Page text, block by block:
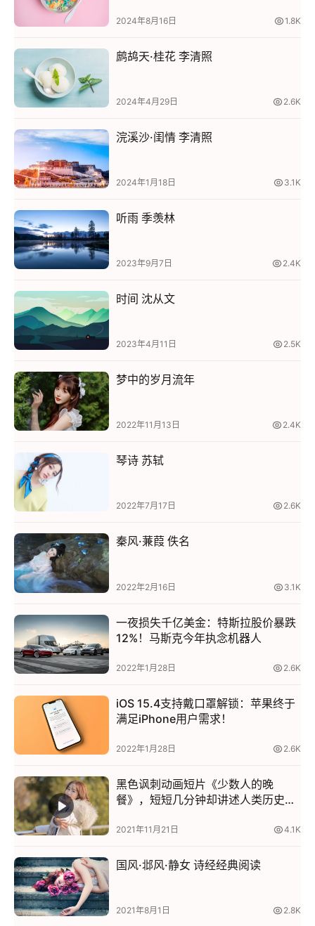
怀
旧
音
乐
频
集
专
题
列
表
快
讯
问
答
社
区
登录 注册
2024年8月16日 1.8K
鹧鸪天·桂花 李清照
2024年4月29日 2.6K
浣溪沙·闺情 李清照
2024年1月18日 3.1K
听雨 季羡林
2023年9月7日 2.4K
时间 沈从文
2023年4月11日 2.5K
梦中的岁月流年
2022年11月13日 2.4K
琴诗 苏轼
2022年7月17日 2.6K
秦风·蒹葭 佚名
2022年2月16日 3.1K
一夜损失千亿美金：特斯拉股价暴跌
12%！马斯克今年执念机器人
2022年1月28日 2.6K
iOS 15.4支持戴口罩解锁：苹果终于
满足iPhone用户需求！
2022年1月28日 2.6K
黑色讽刺动画短片《少数人的晚
餐》，短短几分钟却讲述人类历史上
2021年11月21日 4.1K
国风·邶风·静女 诗经经典阅读
2021年8月1日 2.8K